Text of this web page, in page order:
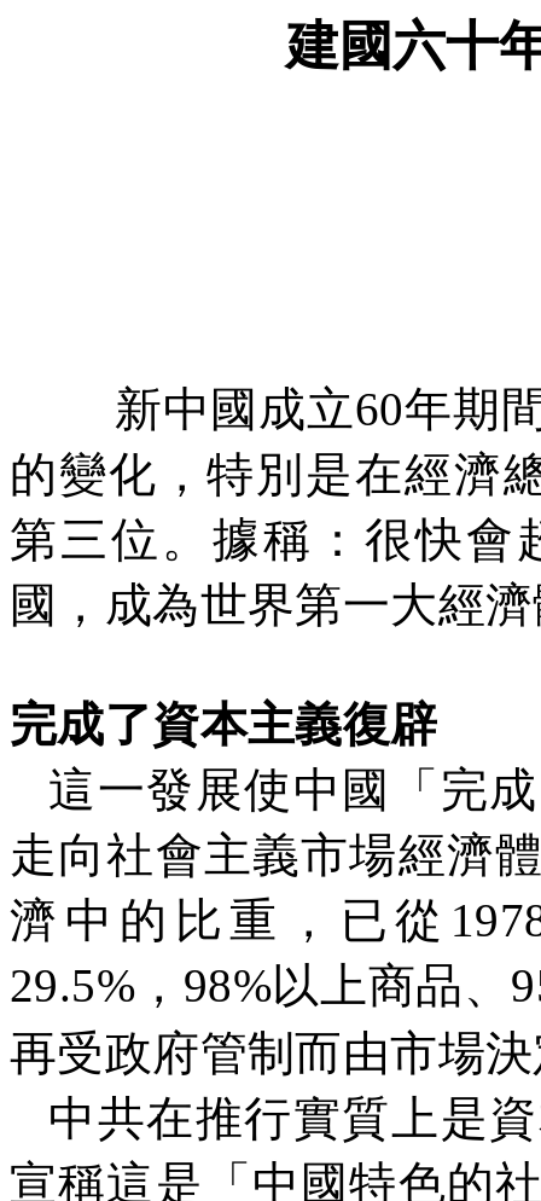
建國六十
新中國成立60年期
的變化，特別是在經濟
第三位。據稱：很快會
國，成為世界第一大經
完成了資本主義復辟
這一發展使中國「完
走向社會主義市場經濟
濟中的比重，已從
29.5% ， 98%以上商品、
再受政府管制而由市場
中共在推行實質上是
宣稱這是「中國特色的